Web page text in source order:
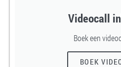
Videocall
Boek een
BOEK